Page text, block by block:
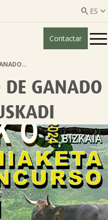
 ES 
ES
Contactar
DE GANADO